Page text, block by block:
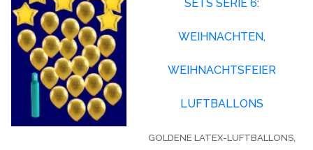
SETS SERIE 6:
WEIHNACHTEN,
WEIHNACHTSFEIER
LUFTBALLONS
GOLDENE LATEX-LUFTBALLONS,